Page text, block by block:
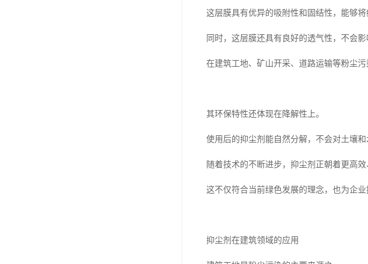
这层膜具有优异的吸附性和固结性，能够
同时，这层膜还具有良好的透气性，不会影
在建筑工地、矿山开采、道路运输等粉尘
其环保特性还体现在降解性上。
使用后的抑尘剂能自然分解，不会对土壤和
随着技术的不断进步，抑尘剂正朝着更高效
这不仅符合当前绿色发展的理念，也为企
抑尘剂在建筑领域的应用